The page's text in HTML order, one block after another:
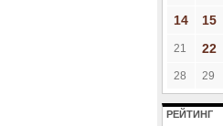
14
15
21 22
28 29
РЕЙТИНГ